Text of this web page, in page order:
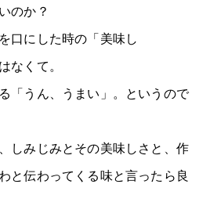
のか？
口にした時の「美味し
なくて。
「うん、うまい」。というので
しみじみとその美味しさと、作
と伝わってくる味と言ったら良